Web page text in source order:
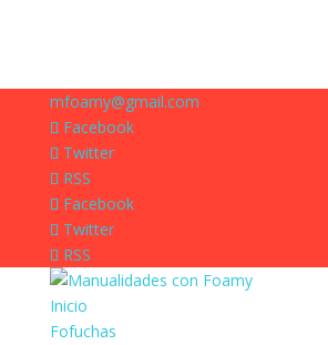
mfoamy@gmail.com
Facebook
Twitter
RSS
Facebook
Twitter
RSS
Inicio
Fofuchas